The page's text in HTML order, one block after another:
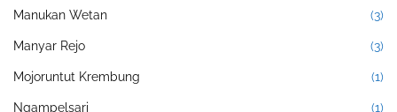
Manukan Wetan (3)
Manyar Rejo (3)
Mojoruntut Krembung (1)
Ngampelsari (1)